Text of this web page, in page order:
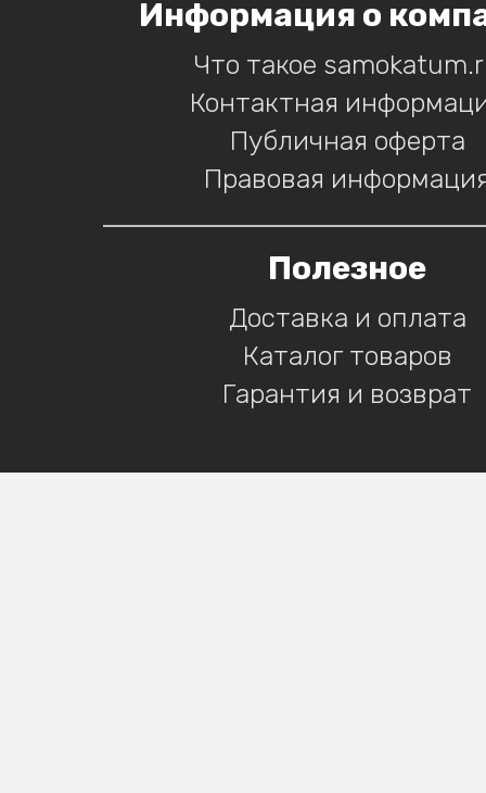
Информация о
Что такое
Контактная
Публичная оферта
Правовая
Полезное
Доставка и оплата
Каталог товаров
Гарантия и возврат